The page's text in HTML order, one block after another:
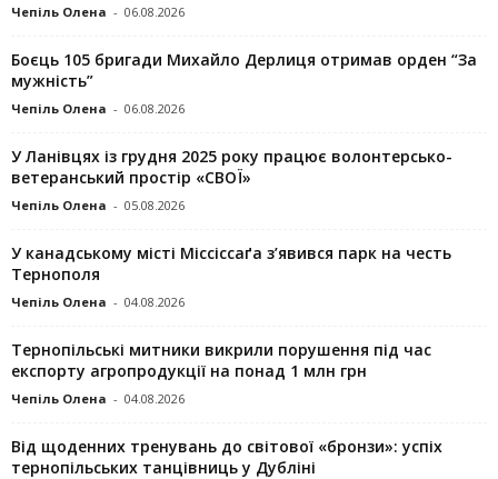
Чепіль Олена - 06.08.2026
Боєць 105 бригади Михайло Дерлиця отримав орден “За
мужність”
Чепіль Олена - 06.08.2026
У Ланівцях із грудня 2025 року працює волонтерсько-
ветеранський простір «СВОЇ»
Чепіль Олена - 05.08.2026
У канадському місті Міссіссаґа з’явився парк на честь
Тернополя
Чепіль Олена - 04.08.2026
Тернопільські митники викрили порушення під час
експорту агропродукції на понад 1 млн грн
Чепіль Олена - 04.08.2026
Від щоденних тренувань до світової «бронзи»: успіх
тернопільських танцівниць у Дубліні